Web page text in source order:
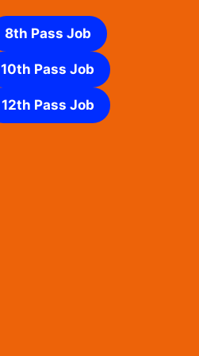
8th Pass Job
10th Pass Job
12th Pass Job